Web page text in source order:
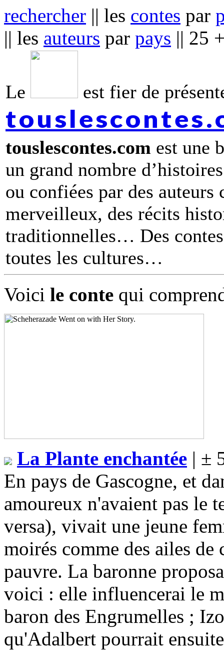
rechercher || les contes par
|| les auteurs par pays || 25
Le est fier de
touslescontes.com est une
un grand nombre
ou confiées par des
merveilleux, des récits
traditionnelles… Des
toutes les cultures
Voici le conte qui
La Plante enchantée | ±
En pays de Gascogne, et
amoureux n'avaient pas le
versa), vivait une jeune
moirés comme des ailes
pauvre. La baronne
voici : elle influencerai le
baron des Engrumelles ;
qu'Adalbert pourrait